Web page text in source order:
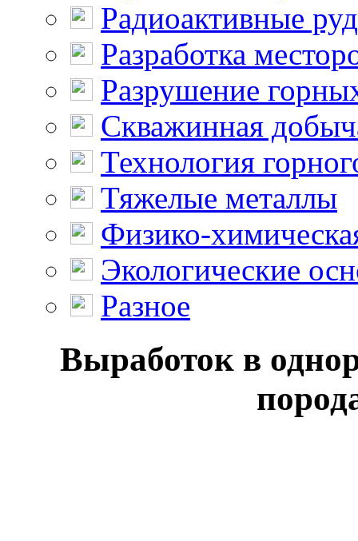
Радиоактивные
Разработка
Разрушение
Скважинная
Технология
Тяжелые металлы
Физико-
Экологические
Разное
Выработок в